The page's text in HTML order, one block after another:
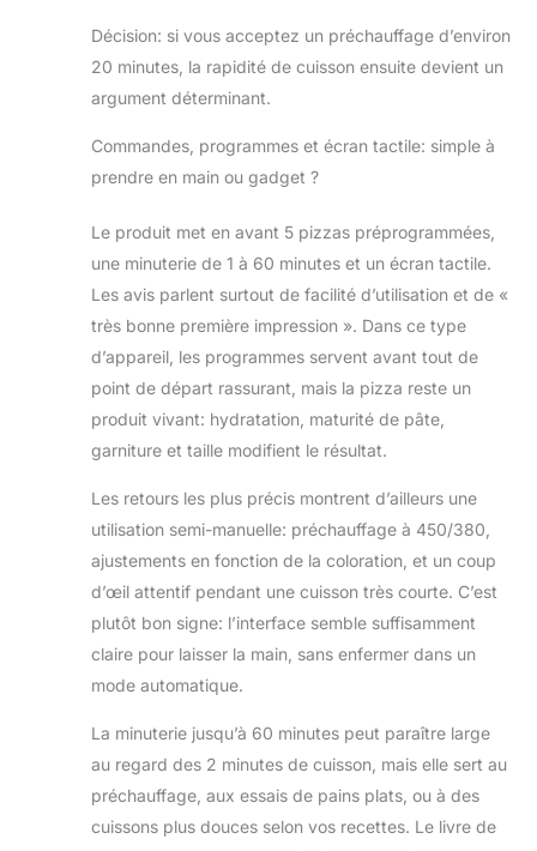
Décision: si vous acceptez un préchauffage d’environ
20 minutes, la rapidité de cuisson ensuite devient un
argument déterminant.
Commandes, programmes et écran tactile: simple à
prendre en main ou gadget ?
Le produit met en avant 5 pizzas préprogrammées,
une minuterie de 1 à 60 minutes et un écran tactile.
Les avis parlent surtout de facilité d’utilisation et de «
très bonne première impression ». Dans ce type
d’appareil, les programmes servent avant tout de
point de départ rassurant, mais la pizza reste un
produit vivant: hydratation, maturité de pâte,
garniture et taille modifient le résultat.
Les retours les plus précis montrent d’ailleurs une
utilisation semi-manuelle: préchauffage à 450/380,
ajustements en fonction de la coloration, et un coup
d’œil attentif pendant une cuisson très courte. C’est
plutôt bon signe: l’interface semble suffisamment
claire pour laisser la main, sans enfermer dans un
mode automatique.
La minuterie jusqu’à 60 minutes peut paraître large
au regard des 2 minutes de cuisson, mais elle sert au
préchauffage, aux essais de pains plats, ou à des
cuissons plus douces selon vos recettes. Le livre de